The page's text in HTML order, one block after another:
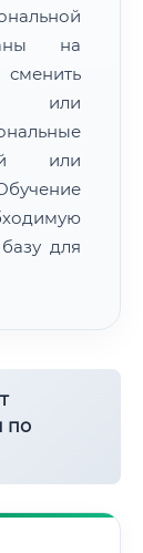
на
или
или
для
по